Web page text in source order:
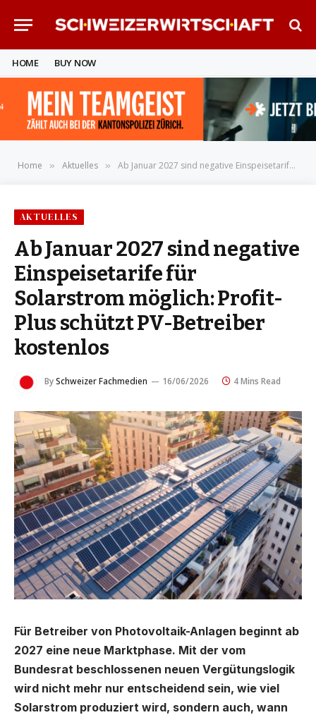
HOME BUY NOW
Home » Aktuelles » Ab Januar 2027 sind negative Einspeisetarife für Solarstrom möglich: Profit-Plus schützt PV-Betreiber kostenlos
AKTUELLES
Ab Januar 2027 sind negative
Einspeisetarife für
Solarstrom möglich: Profit-
Plus schützt PV-Betreiber
kostenlos
BySchweizer Fachmedien 16/06/2026 4 Mins Read
Für Betreiber von Photovoltaik-Anlagen beginnt ab
2027 eine neue Marktphase. Mit der vom
Bundesrat beschlossenen neuen Vergütungslogik
wird nicht mehr nur entscheidend sein, wie viel
Solarstrom produziert wird, sondern auch, wann